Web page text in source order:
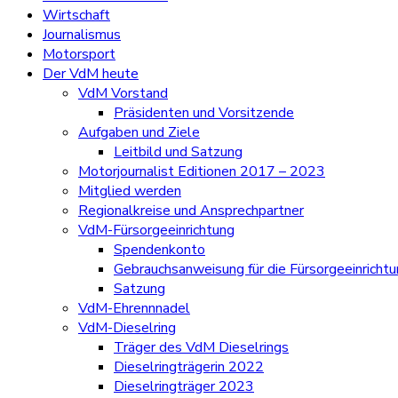
Wirtschaft
Journalismus
Motorsport
Der VdM heute
VdM Vorstand
Präsidenten und Vorsitzende
Aufgaben und Ziele
Leitbild und Satzung
Motorjournalist Editionen 2017 – 2023
Mitglied werden
Regionalkreise und Ansprechpartner
VdM-Fürsorgeeinrichtung
Spendenkonto
Gebrauchsanweisung für die
Satzung
VdM-Ehrennnadel
VdM-Dieselring
Träger des VdM Dieselrings
Dieselringträgerin 2022
Dieselringträger 2023